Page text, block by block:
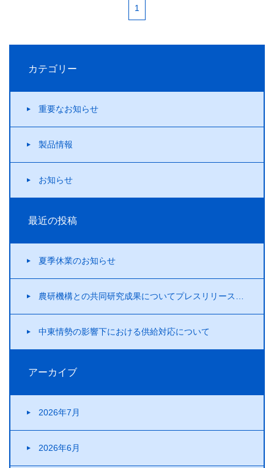
1
カテゴリー
重要なお知らせ
製品情報
お知らせ
最近の投稿
夏季休業のお知らせ
農研機構との共同研究成果についてプレスリリースを行いました！
中東情勢の影響下における供給対応について
アーカイブ
2026年7月
2026年6月